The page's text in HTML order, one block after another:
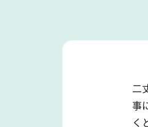
二
事
く